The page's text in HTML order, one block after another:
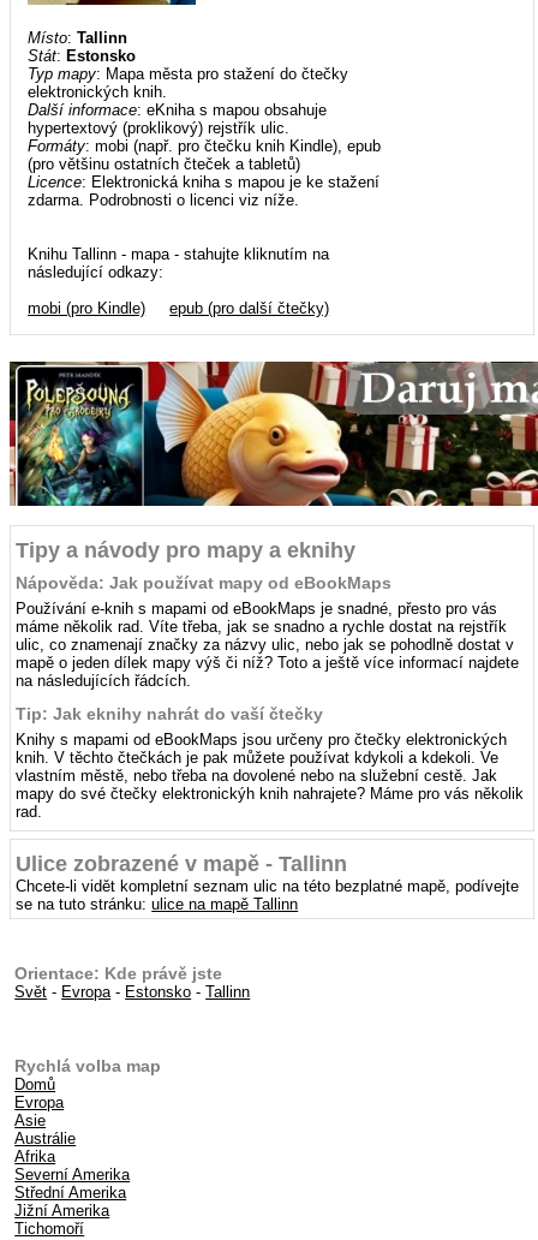
Místo:Tallinn
Stát: Estonsko
Typ mapy: Mapa města pro stažení do čtečky
elektronických knih.
Další informace: eKniha s mapou obsahuje
hypertextový (proklikový) rejstřík ulic.
Formáty: mobi (např. pro čtečku knih Kindle), epub
(pro většinu ostatních čteček a tabletů)
Licence: Elektronická kniha s mapou je ke stažení
zdarma. Podrobnosti o licenci viz níže.
Knihu Tallinn - mapa - stahujte kliknutím na
následující odkazy:
mobi (pro Kindle)
epub (pro další čtečky)
Tipy a návody pro mapy a eknihy
Nápověda: Jak používat mapy od eBookMaps
Používání e-knih s mapami od eBookMaps je snadné, přesto pro vás
máme několik rad. Víte třeba, jak se snadno a rychle dostat na rejstřík
ulic, co znamenají značky za názvy ulic, nebo jak se pohodlně dostat v
mapě o jeden dílek mapy výš či níž? Toto a ještě více informací najdete
na následujících řádcích.
Tip: Jak eknihy nahrát do vaší čtečky
Knihy s mapami od eBookMaps jsou určeny pro čtečky elektronických
knih. V těchto čtečkách je pak můžete používat kdykoli a kdekoli. Ve
vlastním městě, nebo třeba na dovolené nebo na služební cestě. Jak
mapy do své čtečky elektronickýh knih nahrajete? Máme pro vás několik
rad.
Ulice zobrazené v mapě - Tallinn
Chcete-li vidět kompletní seznam ulic na této bezplatné mapě, podívejte
se na tuto stránku:ulice na mapě Tallinn
Orientace: Kde právě jste
Svět - Evropa- Estonsko -Tallinn
Rychlá volba map
Domů
Evropa
Asie
Austrálie
Afrika
Severní Amerika
Střední Amerika
Jižní Amerika
Tichomoří